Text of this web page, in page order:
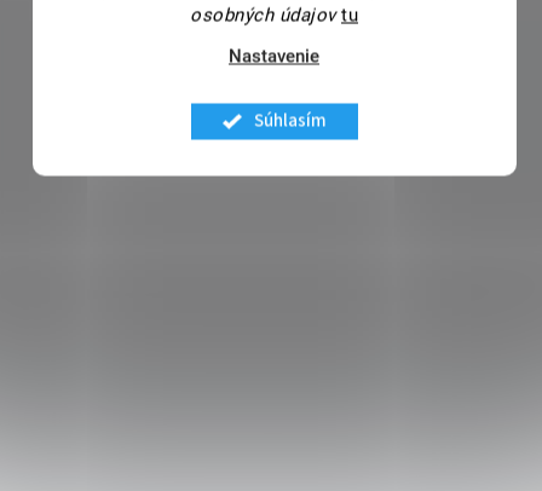
osobných údajov tu
Nastavenie
Súhlasím